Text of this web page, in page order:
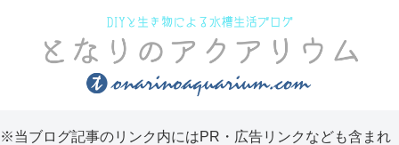
※当ブログ記事のリンク内にはPR・広告リンクなども含まれ